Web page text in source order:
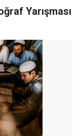
Yarışması